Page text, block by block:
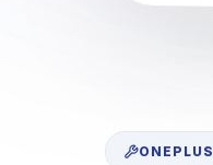
ONEPLUS